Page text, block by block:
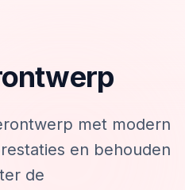
met modern
en behouden
de